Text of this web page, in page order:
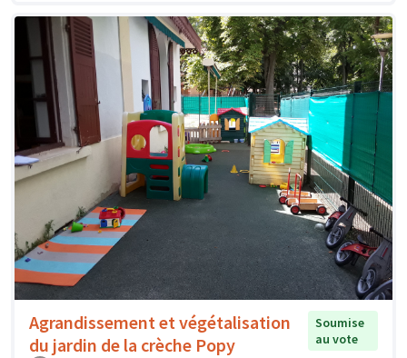
Agrandissement et végétalisation
du jardin de la crèche Popy
Soumise
au vote